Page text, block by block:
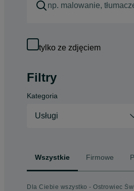
tylko ze zdjęciem
Filtry
Kategoria
Usługi
Wszystkie Firmowe
Dla Ciebie wszystko - Ostrowiec